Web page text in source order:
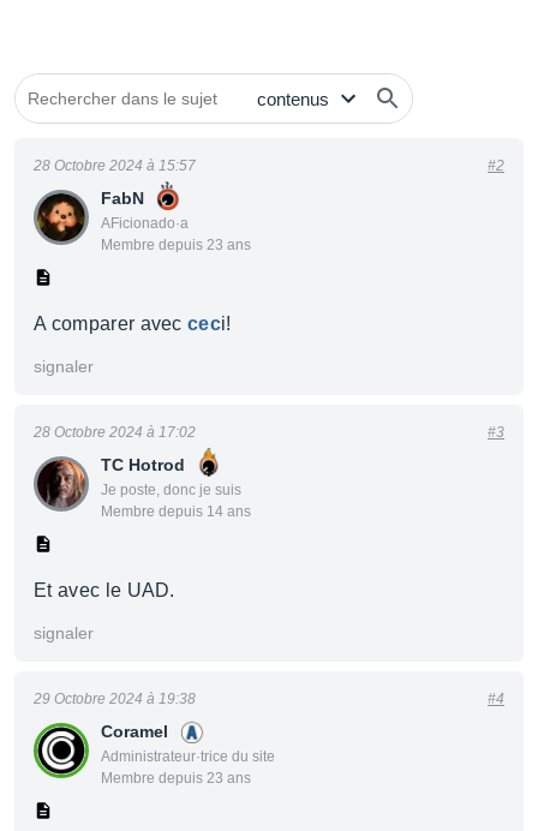
FabN
AFicionado·a
Membre depuis 23 ans
28 Octobre 2024 à 15:57 #2
A comparer avecceci!
signaler
TC Hotrod
Je poste, donc je suis
Membre depuis 14 ans
28 Octobre 2024 à 17:02 #3
Et avec le UAD.
signaler
Coramel
Administrateur·trice du site
Membre depuis 23 ans
29 Octobre 2024 à 19:38 #4